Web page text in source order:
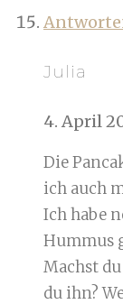
Julia
4. April
Die
ich auch
Ich habe
Hummus
Machst
du ihn?